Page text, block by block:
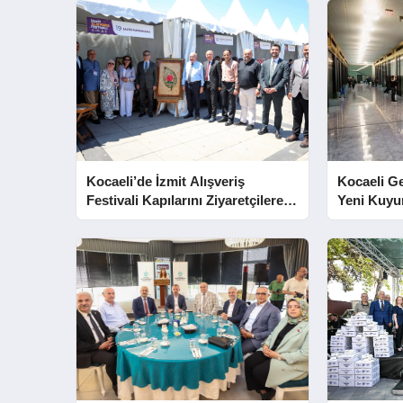
Kocaeli’de İzmit Alışveriş
Festivali Kapılarını Ziyaretçilere
Açtı
Kocaeli
Yeni
Edilecek